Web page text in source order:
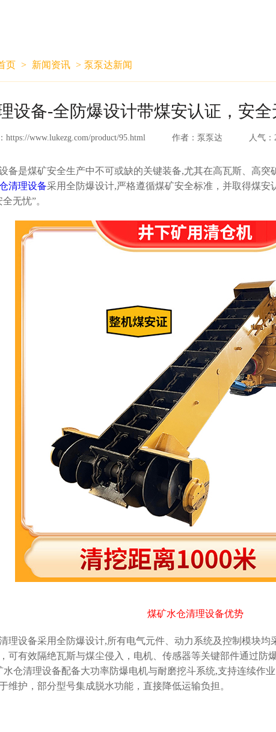
页 > 新闻资讯 > 泵泵达新闻
设备-全防爆设计带煤安认证，安全
https://www.lukezg.com/product/95.html 作者： 泵泵达 人气：
是煤矿安全生产中不可或缺的关键装备,尤其在高瓦斯、高突
清理设备采用全防爆设计,严格遵循煤矿安全标准，并取得煤
无忧”。
煤矿水仓清理设备优势
设备采用全防爆设计,所有电气元件、动力系统及控制模块均
可有效隔绝瓦斯与煤尘侵入，电机、传感器等关键部件通过防
仓清理设备配备大功率防爆电机与耐磨挖斗系统,支持连续作
维护，部分型号集成脱水功能，直接降低运输负担。